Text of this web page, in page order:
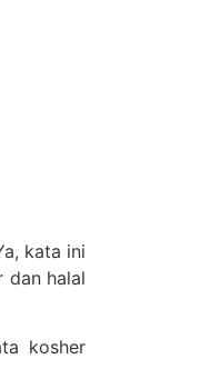
kata ini
dan halal
kosher